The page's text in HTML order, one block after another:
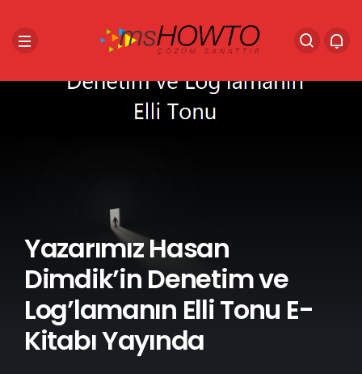
Yazarımız Hasan
Dimdik’in Denetim ve
Log’lamanın Elli Tonu E-
Kitabı Yayında